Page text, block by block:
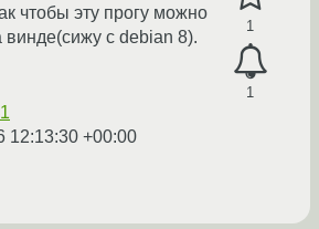
1
1
чтобы эту прогу можно
винде(сижу с debian 8).
12:13:30 +00:00